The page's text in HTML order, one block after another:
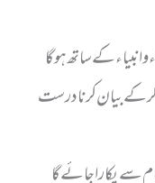
کے بیان کرنا درست